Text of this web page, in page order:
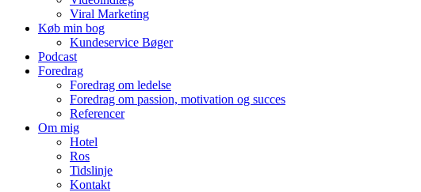
Viral Marketing
Køb min bog
Kundeservice Bøger
Podcast
Foredrag
Foredrag om ledelse
Foredrag om passion, motivation og succes
Referencer
Om mig
Hotel
Ros
Tidslinje
Kontakt